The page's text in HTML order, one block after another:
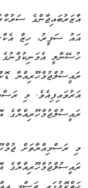
އާޒަރުބައިޖާންގެ
އައު ސަފީރު، ހިޒް
ހުސޭންލީ
ރައީސުލްޖުމްހޫރިއްޔާ
އަރުވައިފިއެވެ. މި
ރައީސުލްޖުމްހޫރިއްޔާގެ
މި ރަސްމިއްޔާތަށް
ރައީސުލްޖުމްހޫރިއްޔާގެ